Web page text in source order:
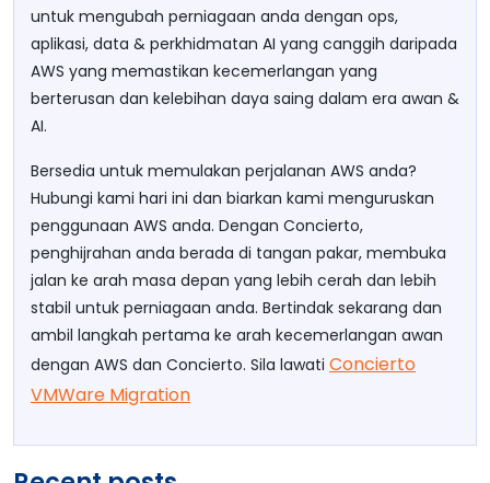
untuk mengubah perniagaan anda dengan ops,
aplikasi, data & perkhidmatan AI yang canggih daripada
AWS yang memastikan kecemerlangan yang
berterusan dan kelebihan daya saing dalam era awan &
AI.
Bersedia untuk memulakan perjalanan AWS anda?
Hubungi kami hari ini dan biarkan kami menguruskan
penggunaan AWS anda. Dengan Concierto,
penghijrahan anda berada di tangan pakar, membuka
jalan ke arah masa depan yang lebih cerah dan lebih
stabil untuk perniagaan anda. Bertindak sekarang dan
ambil langkah pertama ke arah kecemerlangan awan
dengan AWS dan Concierto. Sila lawati Concierto
VMWare Migration